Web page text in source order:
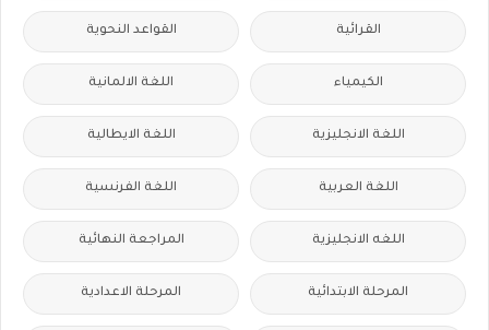
القرائية القواعد النحوية
الكيمياء اللغة الالمانية
اللغة الانجليزية اللغة الايطالية
اللغة العربية اللغة الفرنسية
اللغه الانجليزية المراجعة النهائية
المرحلة الابتدائية المرحلة الاعدادية